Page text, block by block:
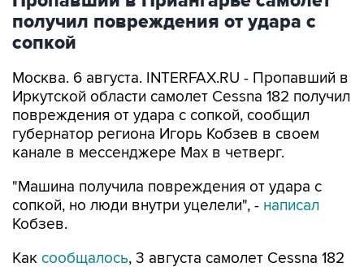
получил повреждения от удара с
сопкой
Москва. 6 августа. INTERFAX.RU - Пропавший в
Иркутской области самолет Cessna 182 получил
повреждения от удара с сопкой, сообщил
губернатор региона Игорь Кобзев в своем
канале в мессенджере Мах в четверг.
"Машина получила повреждения от удара с
сопкой, но люди внутри уцелели", - написал
Кобзев.
Как сообщалось, 3 августа самолет Cessna 182